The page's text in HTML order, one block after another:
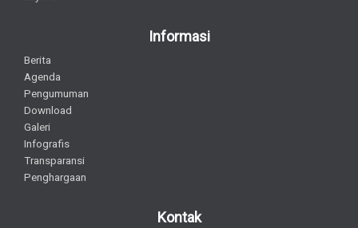
Informasi
Berita
Agenda
Pengumuman
Download
Galeri
Infografis
Transparansi
Penghargaan
Kontak